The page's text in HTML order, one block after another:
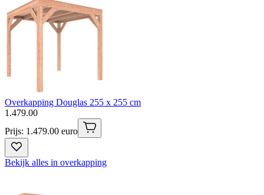
Overkapping Douglas 255 x 255 cm
1 .479.00
Prijs: 1.479.00 euro
Bekijk alles in overkapping